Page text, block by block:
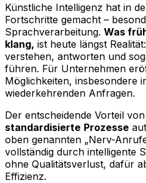
Künstliche Intelligenz hat in
Fortschritte gemacht –
Sprachverarbeitung. Was
klang, ist heute längst
verstehen, antworten und
führen. Für Unternehmen
Möglichkeiten, insbesondere
wiederkehrenden Anfragen.
Der entscheidende Vorteil
standardisierte Prozesse
oben genannten „Nerv-
vollständig durch intelligente
ohne Qualitätsverlust, dafür
Effizienz.